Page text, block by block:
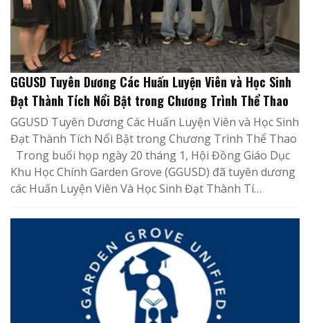
GGUSD Tuyên Dương Các Huấn Luyện Viên và Học Sinh
Đạt Thành Tích Nổi Bật trong Chương Trình Thể Thao
GGUSD Tuyên Dương Các Huấn Luyện Viên và Học Sinh
Đạt Thành Tích Nổi Bật trong Chương Trình Thể Thao
Trong buổi họp ngày 20 tháng 1, Hội Đồng Giáo Dục
Khu Học Chính Garden Grove (GGUSD) đã tuyên dương
các Huấn Luyện Viên Và Học Sinh Đạt Thành Tí…